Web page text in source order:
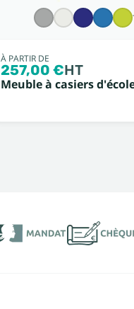
À PARTIR DE
257,00 €HT
Meuble à casiers